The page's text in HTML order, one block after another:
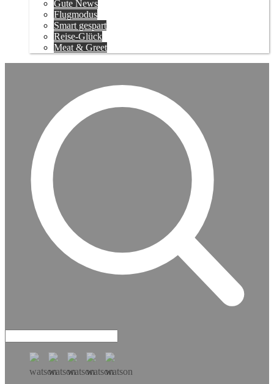
Gute News
Flugmodus
Smart gespart
Reise-Glück
Meat & Greet